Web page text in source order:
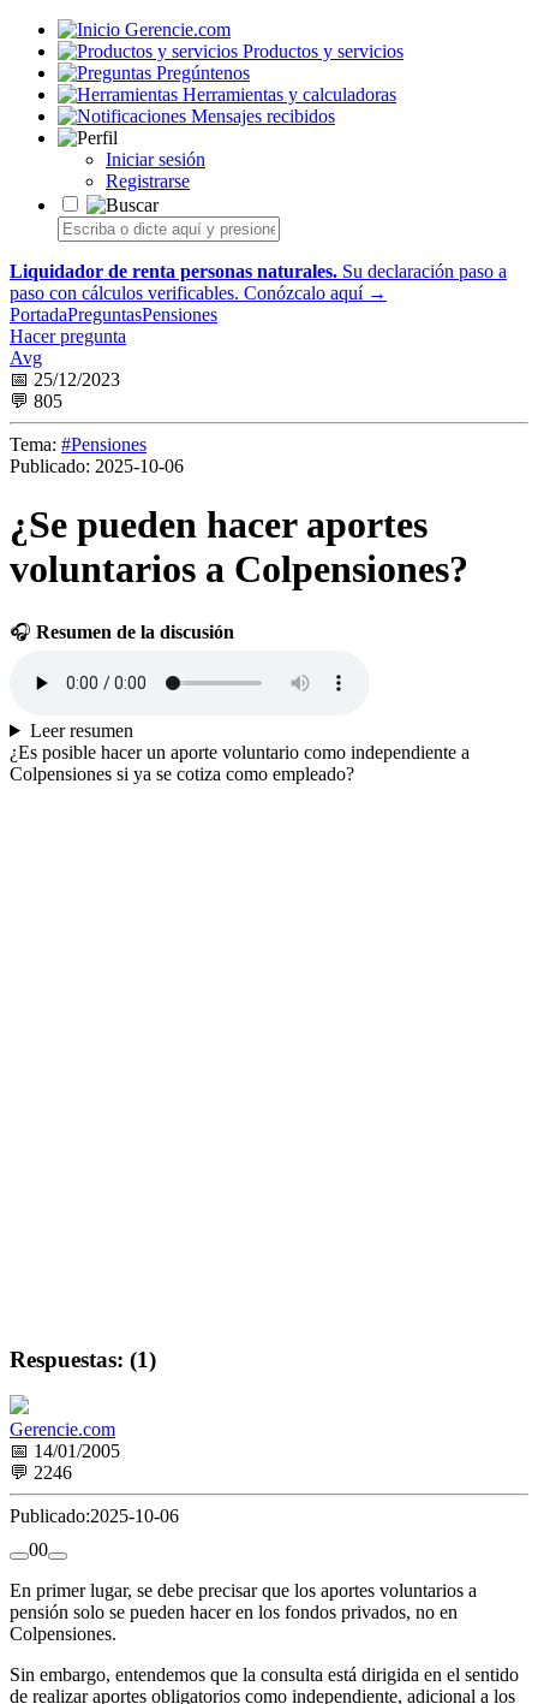
Gerencie.com
Productos y servicios
Pregúntenos
Herramientas y calculadoras
Mensajes recibidos
Iniciar sesión
Registrarse
Liquidador de renta personas naturales. Su declaración paso a
paso con cálculos verificables. Conózcalo aquí →
PortadaPreguntasPensiones
Hacer pregunta
Avg
📅 25/12/2023
💬 805
Tema: #Pensiones
Publicado: 2025-10-06
¿Se pueden hacer aportes
voluntarios a Colpensiones?
🎧 Resumen de la discusión
Leer resumen
¿Es posible hacer un aporte voluntario como independiente a
Colpensiones si ya se cotiza como empleado?
Respuestas: (1)
Gerencie.com
📅 14/01/2005
💬 2246
Publicado:2025-10-06
00
En primer lugar, se debe precisar que los aportes voluntarios a
pensión solo se pueden hacer en los fondos privados, no en
Colpensiones.
Sin embargo, entendemos que la consulta está dirigida en el sentido
de realizar aportes obligatorios como independiente, adicional a los